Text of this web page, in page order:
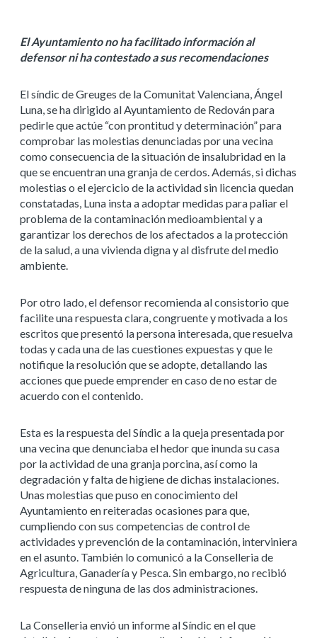
El Ayuntamiento no ha facilitado información al
defensor ni ha contestado a sus recomendaciones
El síndic de Greuges de la Comunitat Valenciana, Ángel
Luna, se ha dirigido al Ayuntamiento de Redován para
pedirle que actúe “con prontitud y determinación” para
comprobar las molestias denunciadas por una vecina
como consecuencia de la situación de insalubridad en la
que se encuentran una granja de cerdos. Además, si dichas
molestias o el ejercicio de la actividad sin licencia quedan
constatadas, Luna insta a adoptar medidas para paliar el
problema de la contaminación medioambiental y a
garantizar los derechos de los afectados a la protección
de la salud, a una vivienda digna y al disfrute del medio
ambiente.
Por otro lado, el defensor recomienda al consistorio que
facilite una respuesta clara, congruente y motivada a los
escritos que presentó la persona interesada, que resuelva
todas y cada una de las cuestiones expuestas y que le
notifique la resolución que se adopte, detallando las
acciones que puede emprender en caso de no estar de
acuerdo con el contenido.
Esta es la respuesta del Síndic a la queja presentada por
una vecina que denunciaba el hedor que inunda su casa
por la actividad de una granja porcina, así como la
degradación y falta de higiene de dichas instalaciones.
Unas molestias que puso en conocimiento del
Ayuntamiento en reiteradas ocasiones para que,
cumpliendo con sus competencias de control de
actividades y prevención de la contaminación, interviniera
en el asunto. También lo comunicó a la Conselleria de
Agricultura, Ganadería y Pesca. Sin embargo, no recibió
respuesta de ninguna de las dos administraciones.
La Conselleria envió un informe al Síndic en el que